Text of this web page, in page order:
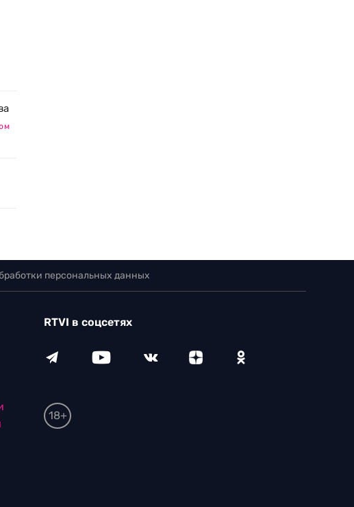
персональных данных
RTVI в соцсетях
18+